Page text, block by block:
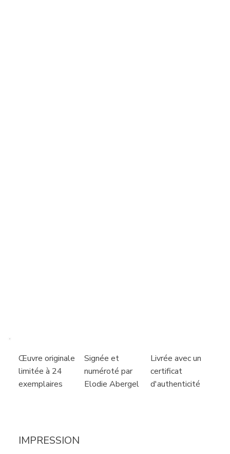
Œuvre originale
limitée à 24
exemplaires
Signée et
numéroté par
Elodie Abergel
Livrée avec un
certificat
d'authenticité
IMPRESSION